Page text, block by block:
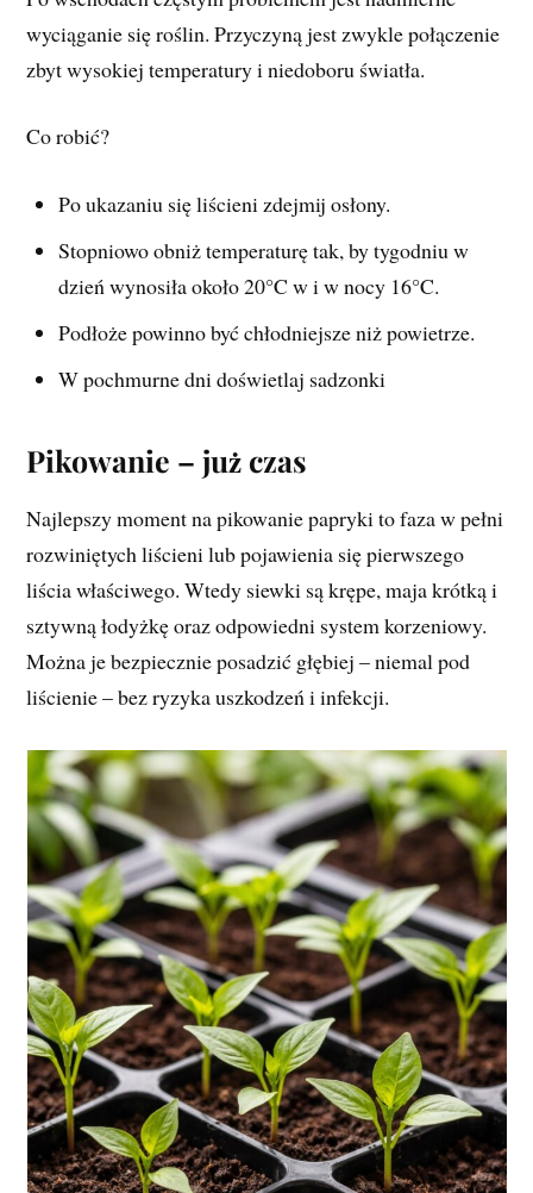
wyciąganie się roślin. Przyczyną jest zwykle połączenie
zbyt wysokiej temperatury i niedoboru światła.
Co robić?
Po ukazaniu się liścieni zdejmij osłony.
Stopniowo obniż temperaturę tak, by tygodniu w
dzień wynosiła około 20°C w i w nocy 16°C.
Podłoże powinno być chłodniejsze niż powietrze.
W pochmurne dni doświetlaj sadzonki
Pikowanie – już czas
Najlepszy moment na pikowanie papryki to faza w pełni
rozwiniętych liścieni lub pojawienia się pierwszego
liścia właściwego. Wtedy siewki są krępe, maja krótką i
sztywną łodyżkę oraz odpowiedni system korzeniowy.
Można je bezpiecznie posadzić głębiej – niemal pod
liścienie – bez ryzyka uszkodzeń i infekcji.